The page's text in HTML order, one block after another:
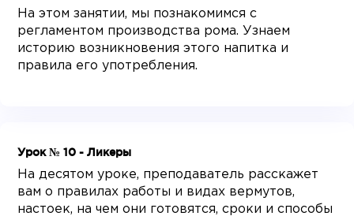
На этом занятии, мы познакомимся с
регламентом производства рома. Узнаем
историю возникновения этого напитка и
правила его употребления.
Урок № 10 - Ликеры
На десятом уроке, преподаватель расскажет
вам о правилах работы и видах вермутов,
настоек, на чем они готовятся, сроки и способы